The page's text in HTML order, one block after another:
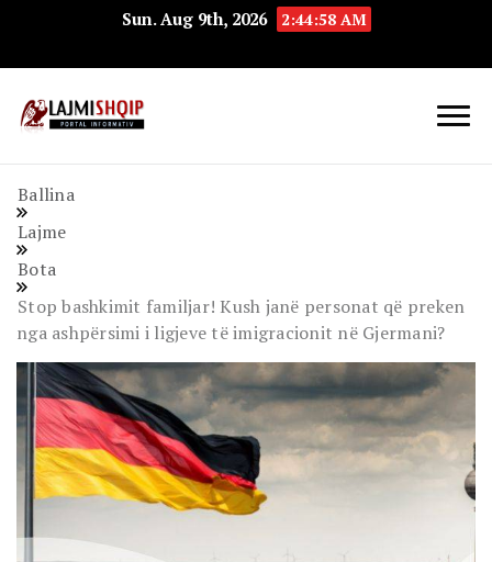
Sun. Aug 9th, 2026 2:44:58 AM
Ballina
Lajme
Bota
Stop bashkimit familjar! Kush janë personat që preken
nga ashpërsimi i ligjeve të imigracionit në Gjermani?